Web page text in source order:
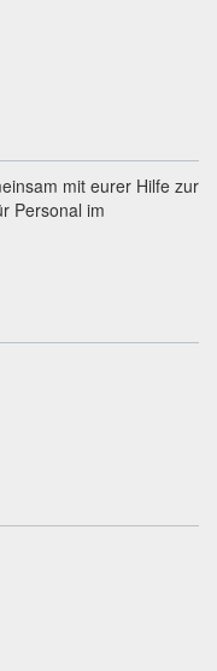
mit eurer Hilfe zur
Personal im